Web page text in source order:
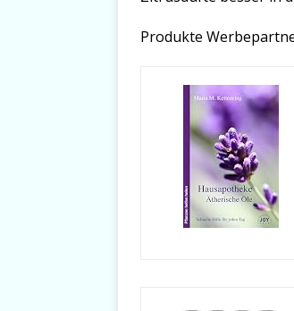
Produkte